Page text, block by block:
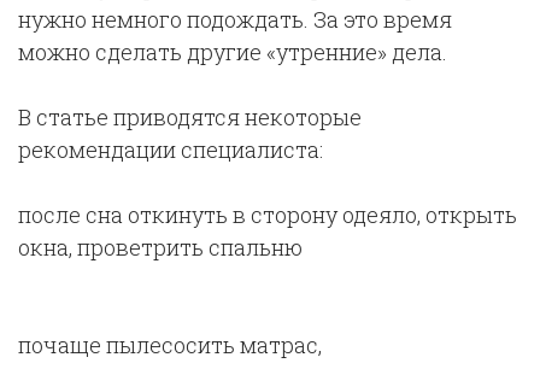
нужно немного подождать. За это время
можно сделать другие «утренние» дела.
В статье приводятся некоторые
рекомендации специалиста:
после сна откинуть в сторону одеяло, открыть
окна, проветрить спальню
почаще пылесосить матрас,